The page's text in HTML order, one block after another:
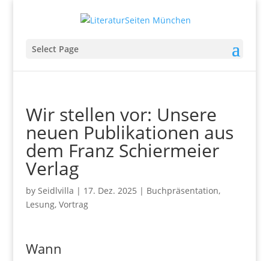
Select Page
Wir stellen vor: Unsere
neuen Publikationen aus
dem Franz Schiermeier
Verlag
by Seidlvilla | 17. Dez. 2025 | Buchpräsentation,
Lesung, Vortrag
Wann